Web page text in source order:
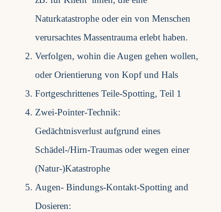
Naturkatastrophe oder ein von Menschen
verursachtes Massentrauma erlebt haben.
Verfolgen, wohin die Augen gehen wollen,
oder Orientierung von Kopf und Hals
Fortgeschrittenes Teile-Spotting, Teil 1
Zwei-Pointer-Technik:
Gedächtnisverlust aufgrund eines
Schädel-/Hirn-Traumas oder wegen einer
(Natur-)Katastrophe
Augen- Bindungs-Kontakt-Spotting and
Dosieren: